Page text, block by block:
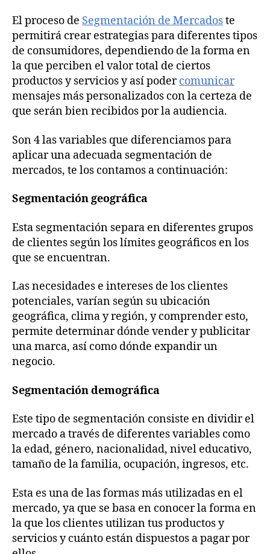
El proceso de Segmentación de Mercadoste
permitirá crear estrategias para diferentes tipos
de consumidores, dependiendo de la forma en
la que perciben el valor total de ciertos
productos y servicios y así podercomunicar
mensajes más personalizados con la certeza de
que serán bien recibidos por la audiencia.
Son 4 las variables que diferenciamos para
aplicar una adecuada segmentación de
mercados, te los contamos a continuación:
Segmentación geográfica
Esta segmentación separa en diferentes grupos
de clientes según los límites geográficos en los
que se encuentran.
Las necesidades e intereses de los clientes
potenciales, varían según su ubicación
geográfica, clima y región, y comprender esto,
permite determinar dónde vender y publicitar
una marca, así como dónde expandir un
negocio.
Segmentación demográfica
Este tipo de segmentación consiste en dividir el
mercado a través de diferentes variables como
la edad, género, nacionalidad, nivel educativo,
tamaño de la familia, ocupación, ingresos, etc.
Esta es una de las formas más utilizadas en el
mercado, ya que se basa en conocer la forma en
la que los clientes utilizan tus productos y
servicios y cuánto están dispuestos a pagar por